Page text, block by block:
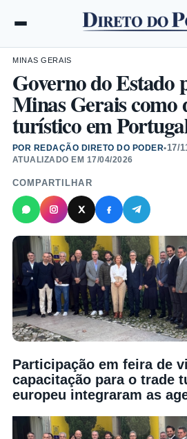
MINAS GERAIS
Governo do Estado
Minas Gerais como
turístico em
POR REDAÇÃO DIRETO DO PODER•17/
ATUALIZADO EM 17/04/2026
COMPARTILHAR
Participação em feira de
capacitação para o trade
europeu integraram as